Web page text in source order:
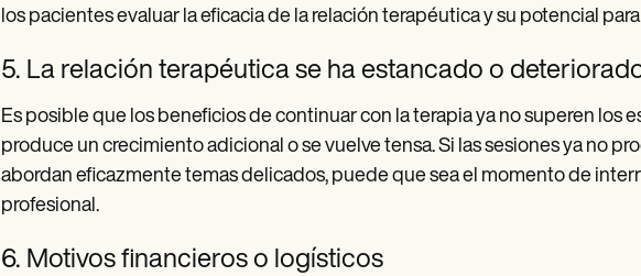
los pacientes evaluar la eficacia de la relación terapéutica y su potencial
5. La relación terapéutica se ha estancado o
Es posible que los beneficios de continuar con la terapia ya no superen los
produce un crecimiento adicional o se vuelve tensa. Si las sesiones ya no
abordan eficazmente temas delicados, puede que sea el momento de
profesional.
6. Motivos financieros o logísticos